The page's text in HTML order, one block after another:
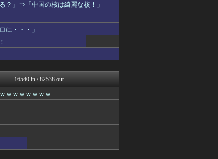
えっ!?またここのサイト?
いたしん！
最強ジャンプ放送局
海外の反応スポーツ
気団談
ラビット速報
パチンコ・パチスロ.com
【2ch】ニュー速クオリテ...
なんJ PUSH!!
フットボール速報
Y速報
？」⇒「中国の核は綺麗な核！」
に・・・」
16540 in / 82538 out
ｗｗｗｗｗｗｗ